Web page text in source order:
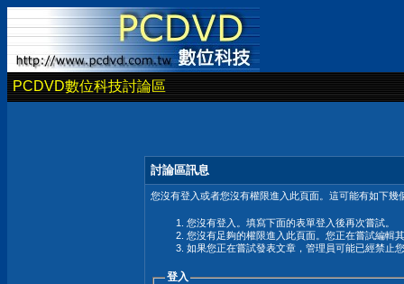
PCDVD數位科技討論區
討論區訊息
您沒有登入或者您沒有權限進入此頁面。這可能有如下幾
您沒有登入。填寫下面的表單登入後再次嘗試。
您沒有足夠的權限進入此頁面。您正在嘗試編輯
如果您正在嘗試發表文章，管理員可能已經禁止
登入